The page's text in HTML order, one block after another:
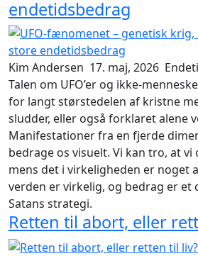
endetidsbedrag
Kim Andersen 17. maj, 2026
Talen om UFO’er og ikke-
for langt størstedelen af kristne
sludder, eller også forklaret alene
Manifestationer fra en fjerde
bedrage os visuelt. Vi kan tro, at vi
mens det i virkeligheden er noget
verden er virkelig, og bedrag er et
Satans strategi.
Retten til abort, eller